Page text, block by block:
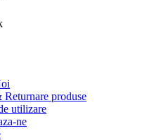
produse
utilizare
ne